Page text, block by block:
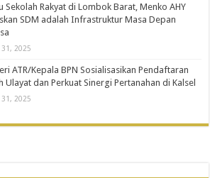
Sekolah Rakyat di Lombok Barat, Menko AHY
SDM adalah Infrastruktur Masa Depan
31, 2025
ATR/Kepala BPN Sosialisasikan Pendaftaran
Ulayat dan Perkuat Sinergi Pertanahan di Kalsel
31, 2025